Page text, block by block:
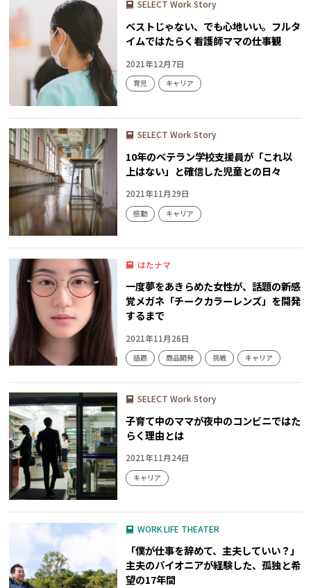
SELECT Work Story
ベストじゃない、でも心地いい。フルタ
イムではたらく看護師ママの仕事観
2021年12月7日
育児 キャリア
SELECT Work Story
10年のベテラン学校支援員が「これ以
上はない」と確信した児童との日々
2021年11月29日
感動 キャリア
はたナマ
一度夢をあきらめた女性が、話題の新感
覚メガネ「チークカラーレンズ」を開発
するまで
2021年11月26日
話題 商品開発 挑戦 キャリア
SELECT Work Story
子育て中のママが夜中のコンビニではた
らく理由とは
2021年11月24日
キャリア
WORK LIFE THEATER
「僕が仕事を辞めて、主夫していい？」
主夫のパイオニアが経験した、孤独と希
望の17年間